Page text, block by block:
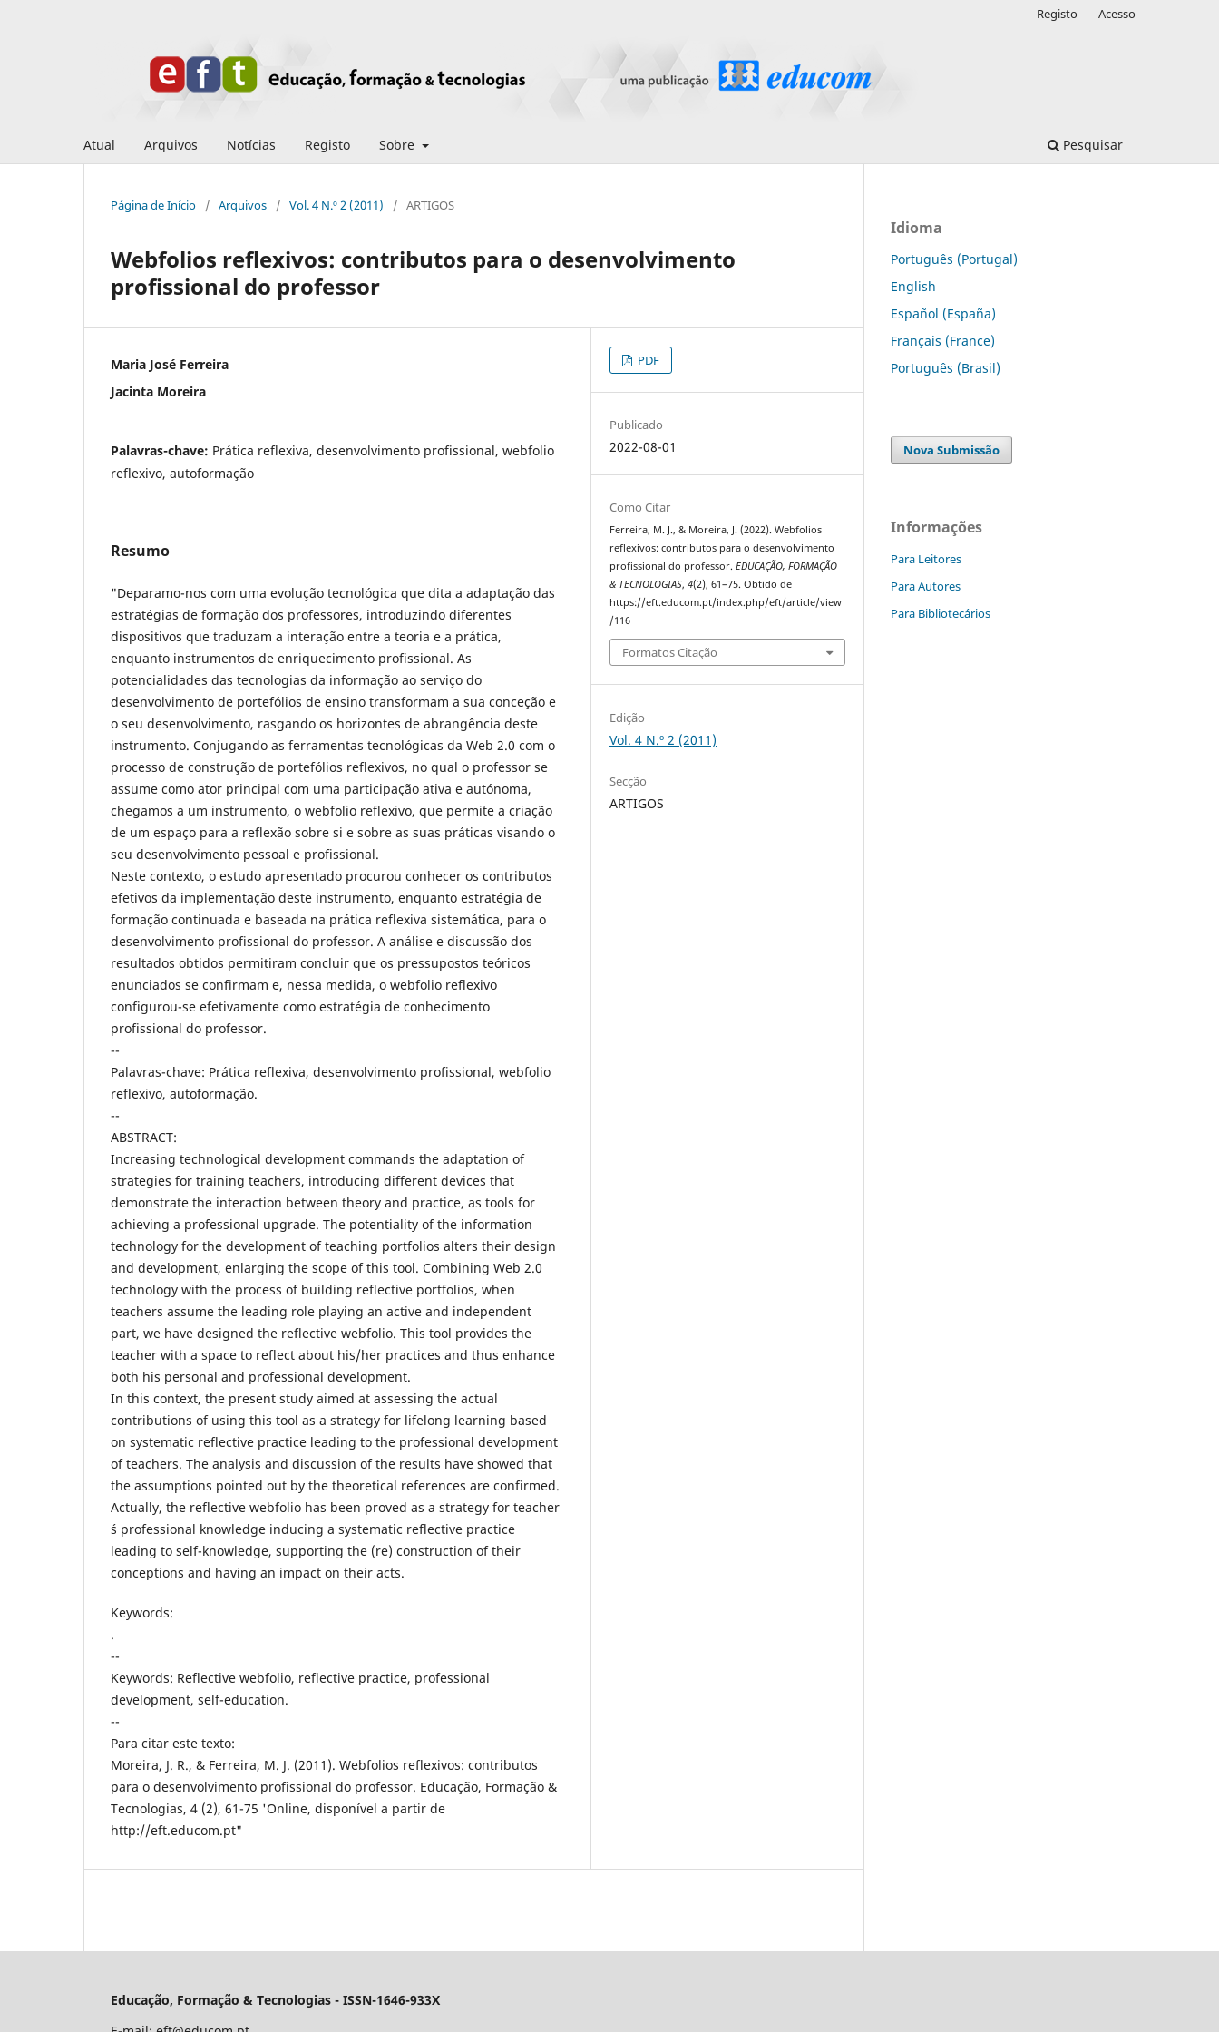
Atual Arquivos Notícias Registo Sobre Pesquisar
Registo Acesso
Página de Início / Arquivos / Vol. 4 N.º 2 (2011) / ARTIGOS
Webfolios reflexivos: contributos para o desenvolvimento
profissional do professor
Maria José Ferreira
Jacinta Moreira
Palavras-chave: Prática reflexiva, desenvolvimento profissional, webfolio
reflexivo, autoformação
Resumo
"Deparamo-nos com uma evolução tecnológica que dita a adaptação das
estratégias de formação dos professores, introduzindo diferentes
dispositivos que traduzam a interação entre a teoria e a prática,
enquanto instrumentos de enriquecimento profissional. As
potencialidades das tecnologias da informação ao serviço do
desenvolvimento de portefólios de ensino transformam a sua conceção e
o seu desenvolvimento, rasgando os horizontes de abrangência deste
instrumento. Conjugando as ferramentas tecnológicas da Web 2.0 com o
processo de construção de portefólios reflexivos, no qual o professor se
assume como ator principal com uma participação ativa e autónoma,
chegamos a um instrumento, o webfolio reflexivo, que permite a criação
de um espaço para a reflexão sobre si e sobre as suas práticas visando o
seu desenvolvimento pessoal e profissional.
Neste contexto, o estudo apresentado procurou conhecer os contributos
efetivos da implementação deste instrumento, enquanto estratégia de
formação continuada e baseada na prática reflexiva sistemática, para o
desenvolvimento profissional do professor. A análise e discussão dos
resultados obtidos permitiram concluir que os pressupostos teóricos
enunciados se confirmam e, nessa medida, o webfolio reflexivo
configurou-se efetivamente como estratégia de conhecimento
profissional do professor.
--
Palavras-chave: Prática reflexiva, desenvolvimento profissional, webfolio
reflexivo, autoformação.
--
ABSTRACT:
Increasing technological development commands the adaptation of
strategies for training teachers, introducing different devices that
demonstrate the interaction between theory and practice, as tools for
achieving a professional upgrade. The potentiality of the information
technology for the development of teaching portfolios alters their design
and development, enlarging the scope of this tool. Combining Web 2.0
technology with the process of building reflective portfolios, when
teachers assume the leading role playing an active and independent
part, we have designed the reflective webfolio. This tool provides the
teacher with a space to reflect about his/her practices and thus enhance
both his personal and professional development.
In this context, the present study aimed at assessing the actual
contributions of using this tool as a strategy for lifelong learning based
on systematic reflective practice leading to the professional development
of teachers. The analysis and discussion of the results have showed that
the assumptions pointed out by the theoretical references are confirmed.
Actually, the reflective webfolio has been proved as a strategy for teacher
´s professional knowledge inducing a systematic reflective practice
leading to self-knowledge, supporting the (re) construction of their
conceptions and having an impact on their acts.
Keywords:
.
--
Keywords: Reflective webfolio, reflective practice, professional
development, self-education.
--
Para citar este texto:
Moreira, J. R., & Ferreira, M. J. (2011). Webfolios reflexivos: contributos
para o desenvolvimento profissional do professor. Educação, Formação &
Tecnologias, 4 (2), 61-75 'Online, disponível a partir de
http://eft.educom.pt"
PDF
Publicado
2022-08-01
Como Citar
Ferreira, M. J., & Moreira, J. (2022). Webfolios
reflexivos: contributos para o desenvolvimento
profissional do professor.EDUCAÇÃO, FORMAÇÃO
& TECNOLOGIAS,4(2), 61–75. Obtido de
https://eft.educom.pt/index.php/eft/article/view
/116
Formatos Citação
Edição
Vol. 4 N.º 2 (2011)
Secção
ARTIGOS
Idioma
Português (Portugal)
English
Español (España)
Français (France)
Português (Brasil)
Nova Submissão
Informações
Para Leitores
Para Autores
Para Bibliotecários
Educação, Formação & Tecnologias - ISSN-1646-933X